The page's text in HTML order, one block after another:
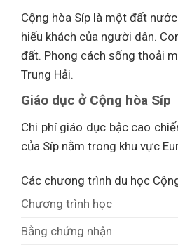
Cộng hòa Síp là một đất
hiếu khách của người dân.
đất. Phong cách sống thoải
Trung Hải.
Giáo dục ở Cộng hòa Síp
Chi phí giáo dục bậc cao
của Síp nằm trong khu vực
Các chương trình du học
Chương trình học
Bằng chứng nhận